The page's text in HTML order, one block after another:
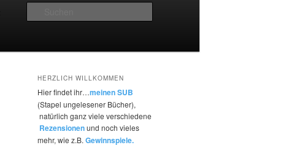
HERZLICH WILLKOMMEN
Hier findet ihr…meinen SUB
(Stapel ungelesener Bücher),
natürlich ganz viele verschiedene
Rezensionenund noch vieles
mehr, wie z.B. Gewinnspiele.